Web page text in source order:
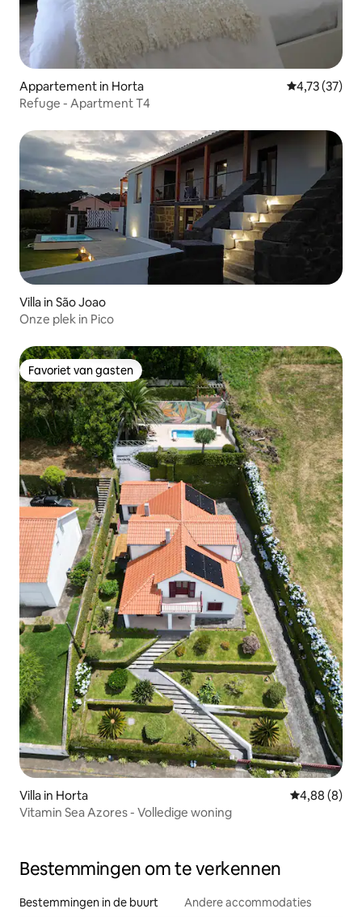
Appartement in Horta Gemiddelde
4,73 (37)
Refuge - Apartment T4
Villa in São Joao
Onze plek in Pico
Favoriet van gasten
Favoriet van gasten
Villa in Horta Gemiddelde
4,88 (8)
Vitamin Sea Azores - Volledige woning
Bestemmingen om te verkennen
Bestemmingen in de buurt Andere accommodaties